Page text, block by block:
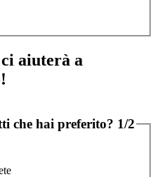
aiuterà a
che hai preferito? 1/2